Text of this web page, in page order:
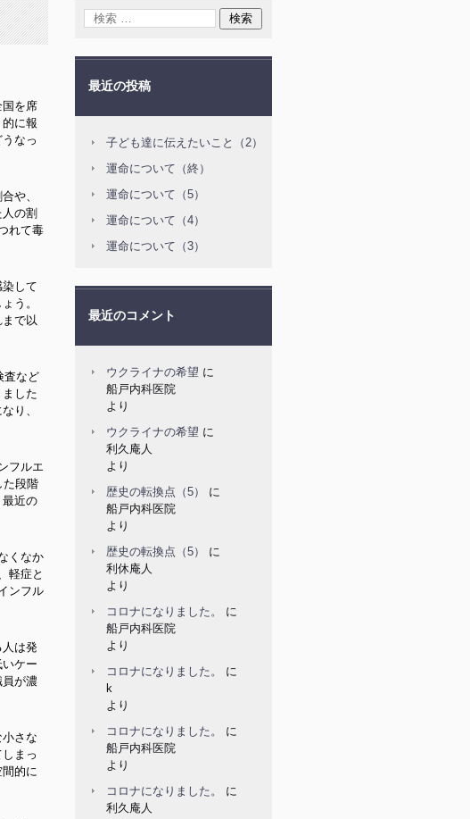
国を席
に報
なっ
や、
の割
れて毒
して
う。
で以
査など
した
り、
フルエ
た段階
最近の
くなか
軽症と
ンフル
人は発
ケー
が濃
さな
まっ
的に
最近の投稿
子ども達に伝えたいこと（2）
運命について（終）
運命について（5）
運命について（4）
運命について（3）
最近のコメント
ウクライナの希望 に
船戸内科医院
より
ウクライナの希望 に
利久庵人
より
歴史の転換点（5）
に
船戸内科医院
より
歴史の転換点（5）
に
利休庵人
より
コロナになりました。
に
船戸内科医院
より
コロナになりました。
に
k
より
コロナになりました。
に
船戸内科医院
より
コロナになりました。
に
利久庵人